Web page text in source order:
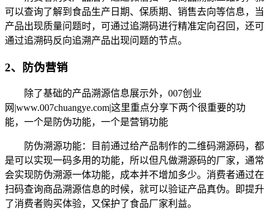
可以查询了解到食品生产日期、保质期、销售去向等信息，当
产品出现质量问题时，可通过追溯码进行精准定向召回，还可
通过追溯码反向追溯产品出现问题的节点。
2、防伪营销
除了基础的产品溯源信息展示外，007创业
网|www.007chuangye.com|这里重点分享下两个很重要的功
能，一个是防伪功能，一个是营销功能
防伪溯源功能：目前通过给产品制作的二维码溯源码，都
是可以实现一码多用的功能，所以但凡做溯源码的厂家，通常
会实现防伪溯源一体功能，成本并不增加多少。消费者通过在
扫码查询商品溯源信息的时候，就可以验证产品真伪。即提升
了消费者购买体验，又保护了食品厂家利益。